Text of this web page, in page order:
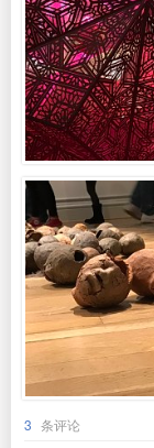
3 条评论